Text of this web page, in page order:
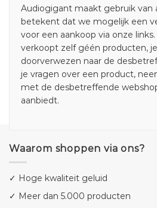
Audiogigant maakt gebruik van
betekent dat we mogelijk een
voor een aankoop via onze
verkoopt zelf géén producten,
doorverwezen naar de
je vragen over een product,
met de desbetreffende
aanbiedt.
Waarom shoppen via ons?
✓ Hoge kwaliteit geluid
✓ Meer dan 5.000 producten